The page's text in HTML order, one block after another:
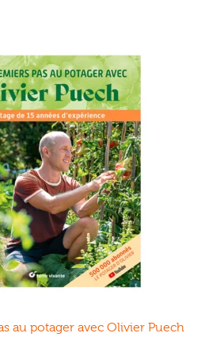
au potager avec Olivier Puech